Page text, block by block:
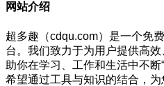
网站介绍
超多趣（cdqu.com）是一个免
台。我们致力于为用户提供高
助你在学习、工作和生活中不断
希望通过工具与知识的结合，